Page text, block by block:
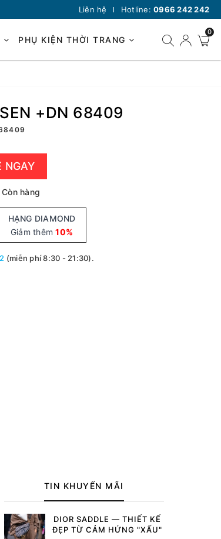
Liên hệ Hotline: 0966 242 242
PHỤ KIỆN THỜI TRANG
0
+DN 68409
NGAY
Còn hàng
HẠNG DIAMOND
Giảm thêm10%
(miễn phí 8:30 - 21:30).
TIN KHUYẾN MÃI
DIOR SADDLE — THIẾT KẾ
ĐẸP TỪ CẢM HỨNG "XẤU"